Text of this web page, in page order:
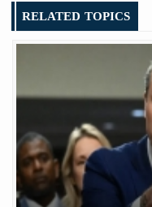
RELATED TOPICS